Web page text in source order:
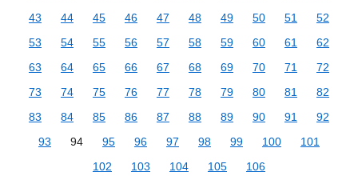
43
44 45 46 47 48 49 50 51
52
53
54 55 56 57 58 59 60 61
62
63
64 65 66 67 68 69 70 71
72
73
74 75 76 77 78 79 80 81
82
83
84 85 86 87 88 89 90 91
92
93
94 95 96 97 98 99 100
101
102
103 104 105 106